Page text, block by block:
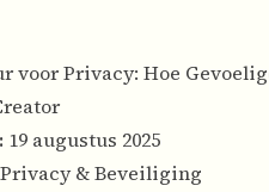
voor Privacy: Hoe
19 augustus 2025
& Beveiliging